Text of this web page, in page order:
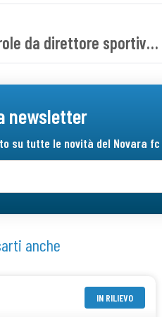
Le prime parole da direttore sportivo di Federico Boveri
newsletter
su tutte le novità del Novara fc
anche
IN RILIEVO